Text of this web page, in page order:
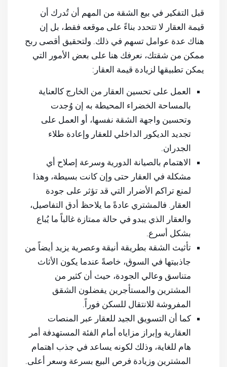
قبل التفكير في بيع الشقة من المهم أن تُدرك أن
قيمة العقار لا تتحدد بناءً على موقعه فقط، بل إن
هناك عدة عوامل تسهم في ذلك. ولتحقيق أقصى ربح
ممكن من شقتك، نعرفك هنا على بعض الأمور التي
يمكن تطبيقها لزيادة قيمة العقار:
العمل على تحسين العقار من الخارج كالعناية
بالمساحة الخضراء المحيطة به إن وُجدت
وتحسين واجهة الشقة نفسها، أو العمل على
تجديد الديكور الداخلي للعقار وإعادة طلاء
الجدران.
الاهتمام بالصيانة الدورية وسرعة إصلاح أي
مشكلة في العقار حتى وإن كانت بسيطة، وهذا
لمنع تراكم الأضرار التي قد تؤثر على جودة
العقار. فالمشتري عادةً ما يلاحظ أدق التفاصيل،
والعقار الذي يبدو في حالة ممتازة غالباً ما يُباع
بشكل أسرع.
تأثيث الشقة بطريقة أنيقة وعصرية يزيد أيضاً من
جاذبيتها في السوق، خاصةً عندما يكون الأثاث
متناسق وعالي الجودة، حيث أن كثير من
المشترين والمستأجرين يفضلون الشقق
المفروشة للانتقال للسكن فوراً.
كما أن التسويق الجيد للعقار عبر المنصات
العقارية وإبراز مزاياه أمام الفئة المستهدفة أمر
هام للغاية، وذلك لكونه يساعد في جذب اهتمام
المشترين وزيادة فرص البيع بسرعة وسعر أعلى.